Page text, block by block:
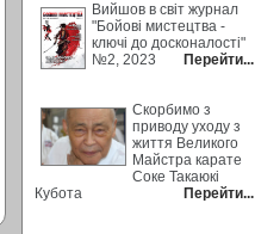
Вийшов в світ журнал
"Бойові мистецтва -
ключі до досконалості"
№2, 2023
Перейти...
Скорбимо з
приводу уходу з
життя Великого
Майстра карате
Соке Такаюкі
Кубота
Перейти...